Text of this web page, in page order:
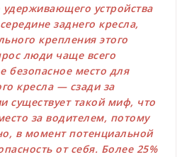
удерживающего устройства
заднего кресла,
крепления этого
люди чаще всего
безопасное место для
кресла — сзади за
существует такой миф, что
за водителем, потому
в момент потенциальной
от себя. Более 25%